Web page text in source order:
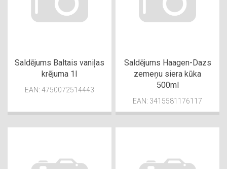
Saldējums Baltais vaniļas
krējuma 1l
EAN: 4750072514443
Saldējums Haagen-Dazs
zemeņu siera kūka
500ml
EAN: 3415581176117